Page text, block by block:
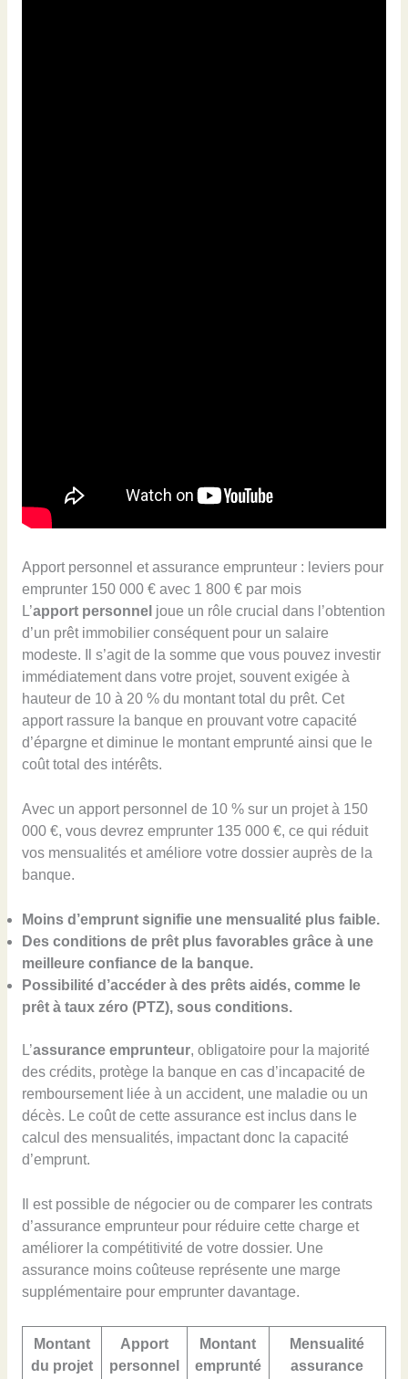
Apport personnel et assurance emprunteur : leviers pour
emprunter 150 000 € avec 1 800 € par mois
L’apport personnel joue un rôle crucial dans l’obtention
d’un prêt immobilier conséquent pour un salaire
modeste. Il s’agit de la somme que vous pouvez investir
immédiatement dans votre projet, souvent exigée à
hauteur de 10 à 20 % du montant total du prêt. Cet
apport rassure la banque en prouvant votre capacité
d’épargne et diminue le montant emprunté ainsi que le
coût total des intérêts.
Avec un apport personnel de 10 % sur un projet à 150
000 €, vous devrez emprunter 135 000 €, ce qui réduit
vos mensualités et améliore votre dossier auprès de la
banque.
Moins d’emprunt signifie une mensualité plus faible.
Des conditions de prêt plus favorables grâce à une
meilleure confiance de la banque.
Possibilité d’accéder à des prêts aidés, comme le
prêt à taux zéro (PTZ), sous conditions.
L’assurance emprunteur, obligatoire pour la majorité
des crédits, protège la banque en cas d’incapacité de
remboursement liée à un accident, une maladie ou un
décès. Le coût de cette assurance est inclus dans le
calcul des mensualités, impactant donc la capacité
d’emprunt.
Il est possible de négocier ou de comparer les contrats
d’assurance emprunteur pour réduire cette charge et
améliorer la compétitivité de votre dossier. Une
assurance moins coûteuse représente une marge
supplémentaire pour emprunter davantage.
Montant
du projet
Apport
personnel
Montant
emprunté
Mensualité
assurance